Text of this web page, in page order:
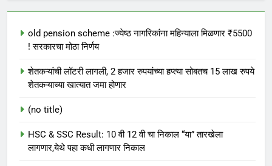
old pension scheme :ज्येष्ठ नागरिकांना महिन्याला मिळणार ₹5500
! सरकारचा मोठा निर्णय
शेतकऱ्यांची लॉटरी लागली, 2 हजार रुपयांच्या हप्त्या सोबतच 15 लाख रुपये
शेतकऱ्याच्या खात्यात जमा होणार
(no title)
HSC & SSC Result: 10 वी 12 वी चा निकाल “या” तारखेला
लागणार,येथे पहा कधी लागणार निकाल